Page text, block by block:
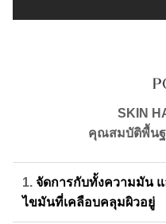
SKIN
คุณสมบัติพื้นฐ
1. จัดการกับทั้งความมัน
ไขมันที่เคลือบคลุมผิวอยู่